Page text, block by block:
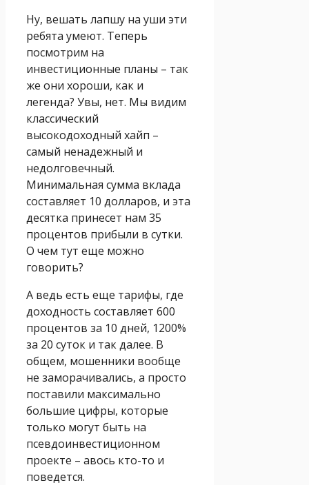
Ну, вешать лапшу на уши эти
ребята умеют. Теперь
посмотрим на
инвестиционные планы – так
же они хороши, как и
легенда? Увы, нет. Мы видим
классический
высокодоходный хайп –
самый ненадежный и
недолговечный.
Минимальная сумма вклада
составляет 10 долларов, и эта
десятка принесет нам 35
процентов прибыли в сутки.
О чем тут еще можно
говорить?
А ведь есть еще тарифы, где
доходность составляет 600
процентов за 10 дней, 1200%
за 20 суток и так далее. В
общем, мошенники вообще
не заморачивались, а просто
поставили максимально
большие цифры, которые
только могут быть на
псевдоинвестиционном
проекте – авось кто-то и
поведется.